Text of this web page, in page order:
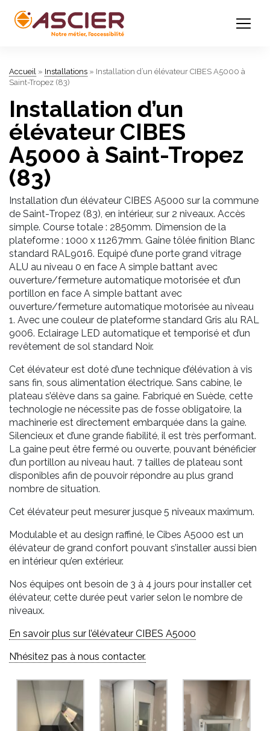
Accueil » Installations » Installation d’un élévateur CIBES A5000 à
Saint-Tropez (83)
Installation d’un
élévateur CIBES
A5000 à Saint-Tropez
(83)
Installation d’un élévateur CIBES A5000 sur la commune
de Saint-Tropez (83), en intérieur, sur 2 niveaux. Accès
simple. Course totale : 2850mm. Dimension de la
plateforme : 1000 x 11267mm. Gaine tôlée finition Blanc
standard RAL9016. Equipé d’une porte grand vitrage
ALU au niveau 0 en face A simple battant avec
ouverture/fermeture automatique motorisée et d’un
portillon en face A simple battant avec
ouverture/fermeture automatique motorisée au niveau
1. Avec une couleur de plateforme standard Gris alu RAL
9006. Eclairage LED automatique et temporisé et d’un
revêtement de sol standard Noir.
Cet élévateur est doté d’une technique d’élévation à vis
sans fin, sous alimentation électrique. Sans cabine, le
plateau s’élève dans sa gaine. Fabriqué en Suède, cette
technologie ne nécessite pas de fosse obligatoire, la
machinerie est directement embarquée dans la gaine.
Silencieux et d’une grande fiabilité, il est très performant.
La gaine peut être fermé ou ouverte, pouvant bénéficier
d’un portillon au niveau haut. 7 tailles de plateau sont
disponibles afin de pouvoir répondre au plus grand
nombre de situation.
Cet élévateur peut mesurer jusque 5 niveaux maximum.
Modulable et au design raffiné, le Cibes A5000 est un
élévateur de grand confort pouvant s’installer aussi bien
en intérieur qu’en extérieur.
Nos équipes ont besoin de 3 à 4 jours pour installer cet
élévateur, cette durée peut varier selon le nombre de
niveaux.
En savoir plus sur l’élévateur CIBES A5000
N’hésitez pas à nous contacter.